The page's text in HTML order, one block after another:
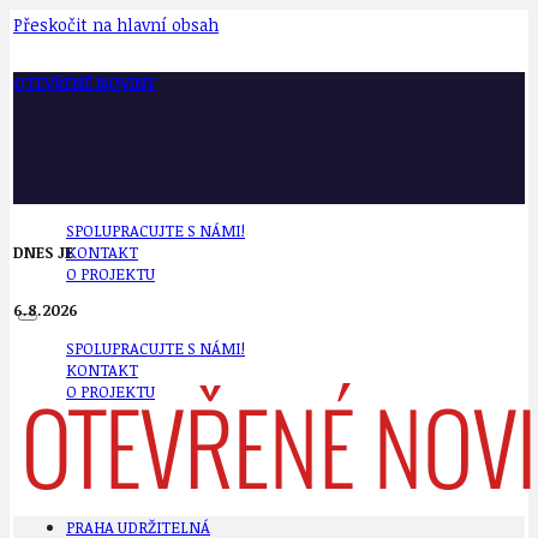
Přeskočit na hlavní obsah
OTEVŘENÉ NOVINY
SPOLUPRACUJTE S NÁMI!
KONTAKT
O PROJEKTU
SPOLUPRACUJTE S NÁMI!
KONTAKT
O PROJEKTU
DNES JE
6.8.2026
PRAHA UDRŽITELNÁ